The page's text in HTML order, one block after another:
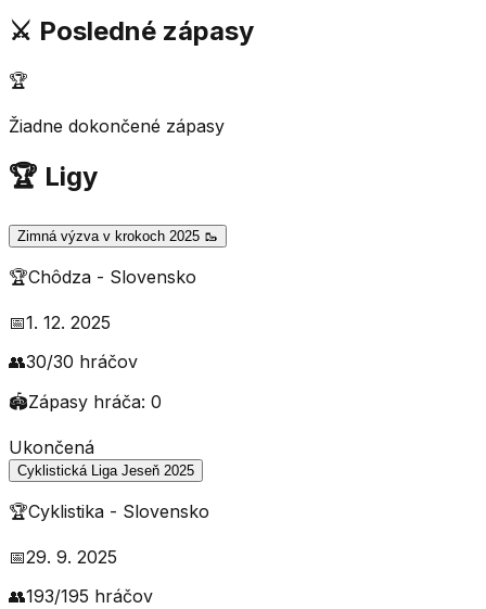
⚔️ Posledné zápasy
🏆
Žiadne dokončené zápasy
🏆 Ligy
Zimná výzva v krokoch 2025 🥾
🏆Chôdza - Slovensko
📅1. 12. 2025
👥30/30 hráčov
🏟️Zápasy hráča: 0
Ukončená
Cyklistická Liga Jeseň 2025
🏆Cyklistika - Slovensko
📅29. 9. 2025
👥193/195 hráčov